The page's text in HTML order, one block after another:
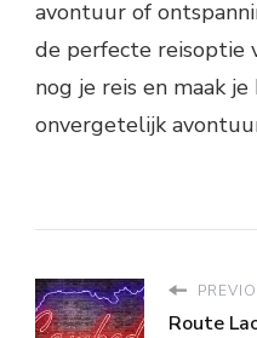
avontuur of
de perfecte reisoptie
nog je reis en maak
onvergetelijk
Route